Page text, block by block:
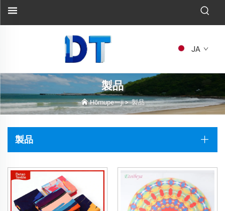
JA
製品
Hōmupeーji>製品
製品